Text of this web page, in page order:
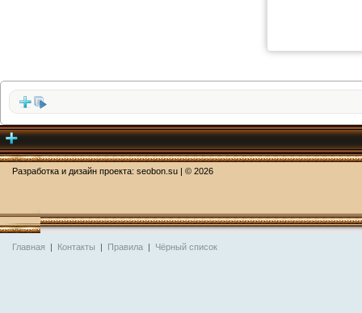
Разработка и дизайн проекта: seobon.su | © 2026
Главная | Контакты | Правила | Чёрный список